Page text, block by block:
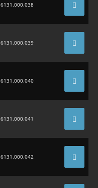
6131.000.038
6131.000.039
6131.000.040
6131.000.041
6131.000.042